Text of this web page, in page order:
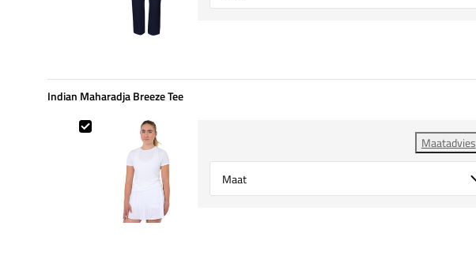
Indian Maharadja Breeze Tee
Maatadvies
Indian Maharadja Breeze Tee